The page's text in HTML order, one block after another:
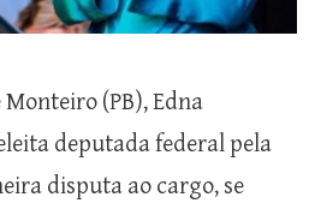
(PB), Edna
deputada federal pela
disputa ao cargo, se